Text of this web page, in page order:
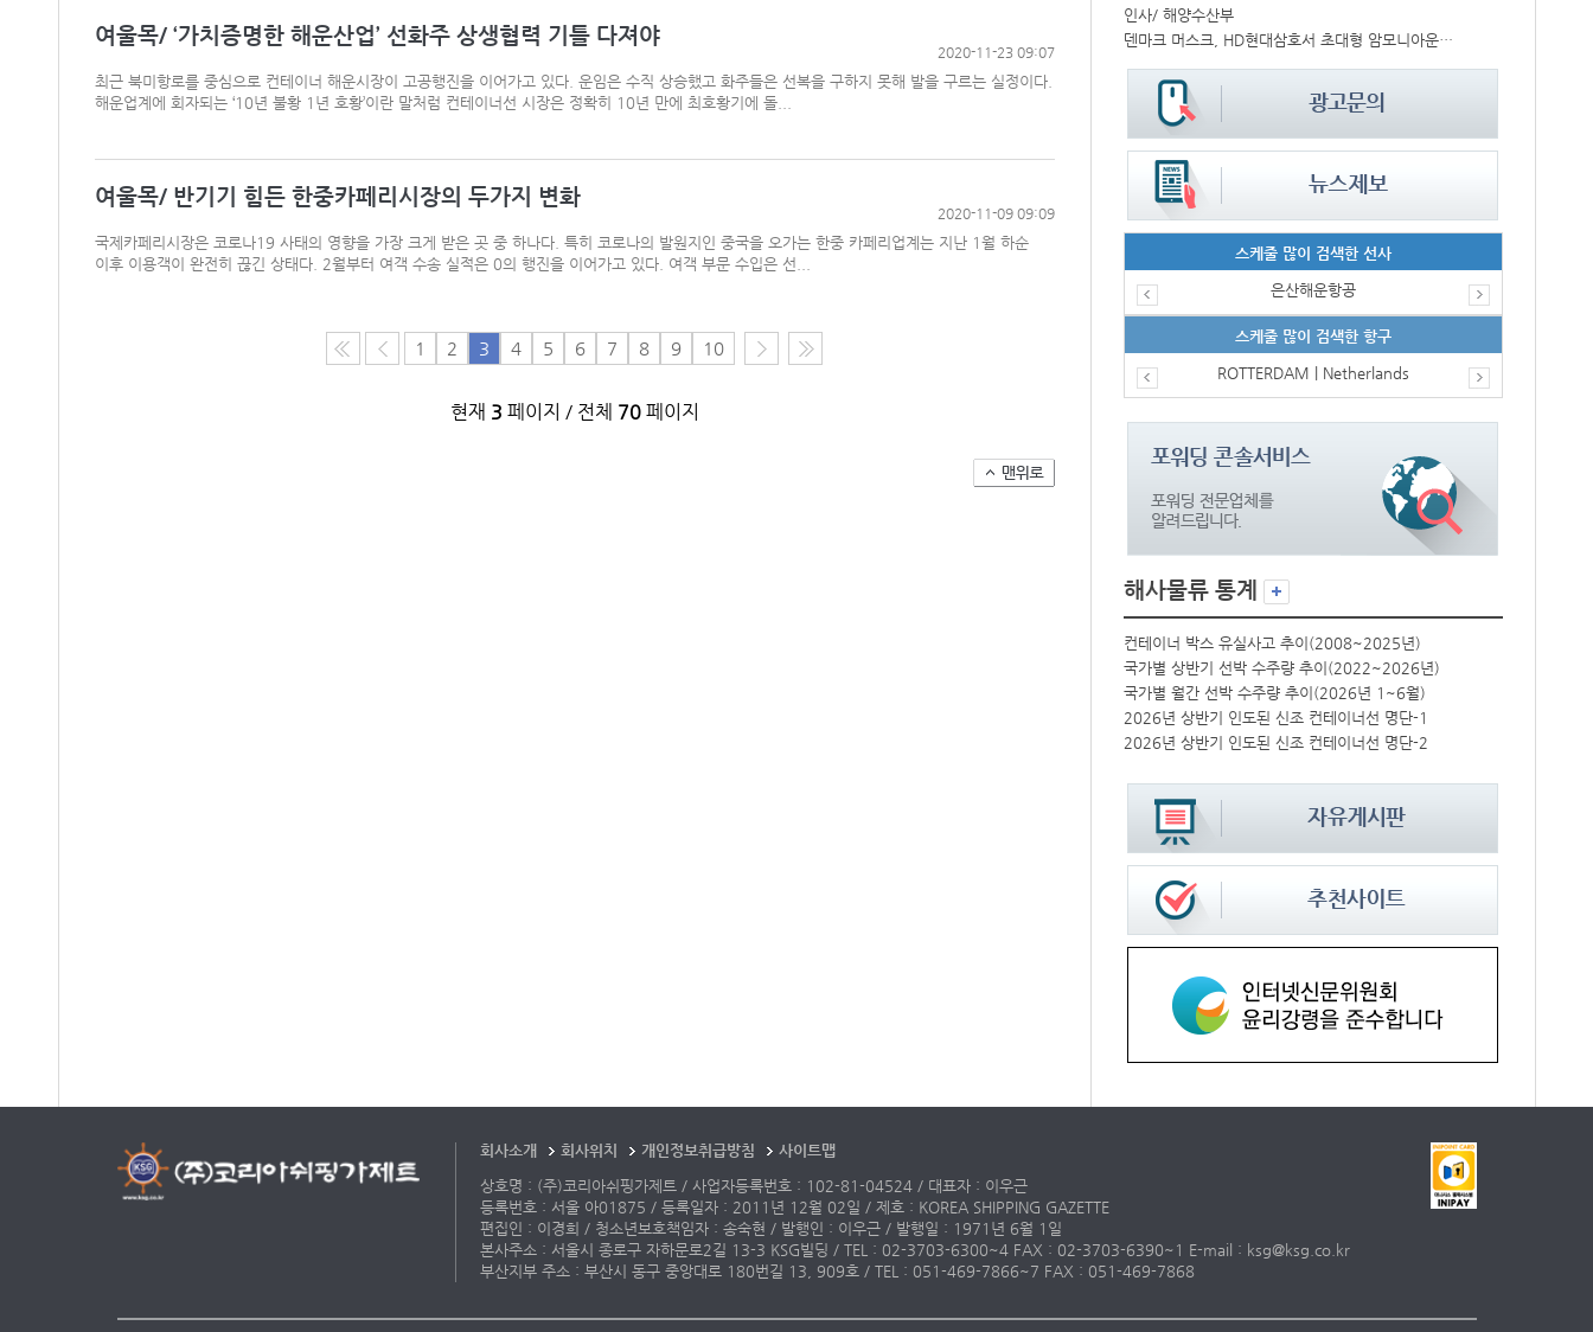
여울목/ ‘가치증명한 해운산업’ 선화주 상생협력 기틀 다져야
2020-11-23 09:07
최근 북미항로를 중심으로 컨테이너 해운시장이 고공행진을 이어가고 있다. 운임은 수직 상승했고 화주들은 선복을 구하지 못해 발을 구르는 실정이다.
해운업계에 회자되는 ‘10년 불황 1년 호황’이란 말처럼 컨테이너선 시장은 정확히 10년 만에 최호황기에 돌...
여울목/ 반기기 힘든 한중카페리시장의 두가지 변화
2020-11-09 09:09
국제카페리시장은 코로나19 사태의 영향을 가장 크게 받은 곳 중 하나다. 특히 코로나의 발원지인 중국을 오가는 한중 카페리업계는 지난 1월 하순
이후 이용객이 완전히 끊긴 상태다. 2월부터 여객 수송 실적은 0의 행진을 이어가고 있다. 여객 부문 수입은 선...
1 2 3 4 5 6 7 8 9 10
현재 3 페이지 / 전체 70페이지
인사/ 해양수산부
덴마크 머스크, HD현대삼호서 초대형 암모니아운반선 인도받아
스케줄 많이 검색한 선사
은산해운항공
스케줄 많이 검색한 항구
ROTTERDAM | Netherlands
해사물류 통계
컨테이너 박스 유실사고 추이(2008~2025년)
국가별 상반기 선박 수주량 추이(2022~2026년)
국가별 월간 선박 수주량 추이(2026년 1~6월)
2026년 상반기 인도된 신조 컨테이너선 명단-1
2026년 상반기 인도된 신조 컨테이너선 명단-2
회사소개 회사위치 개인정보취급방침
사이트맵
상호명 : (주)코리아쉬핑가제트 / 사업자등록번호 : 102-81-04524 / 대표자 : 이우근
등록번호 : 서울 아01875 / 등록일자 : 2011년 12월 02일 / 제호 : KOREA SHIPPING GAZETTE
편집인 : 이경희 / 청소년보호책임자 : 송숙현 / 발행인 : 이우근 / 발행일 : 1971년 6월 1일
본사주소 : 서울시 종로구 자하문로2길 13-3 KSG빌딩 / TEL : 02-3703-6300~4 FAX : 02-3703-6390~1 E-mail : ksg@ksg.co.kr
부산지부 주소 : 부산시 동구 중앙대로 180번길 13, 909호 / TEL : 051-469-7866~7 FAX : 051-469-7868